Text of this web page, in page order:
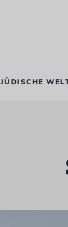
JÜDISCHE